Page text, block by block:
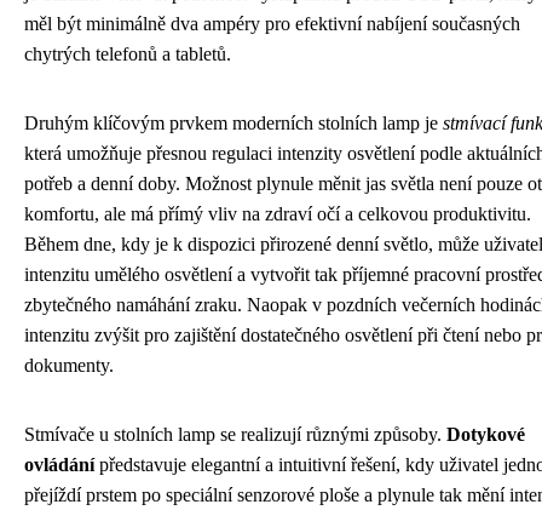
měl být minimálně dva ampéry pro efektivní nabíjení současných
chytrých telefonů a tabletů.
Druhým klíčovým prvkem moderních stolních lamp je stmívací
která umožňuje přesnou regulaci intenzity osvětlení podle
potřeb a denní doby. Možnost plynule měnit jas světla není pouze
komfortu, ale má přímý vliv na zdraví očí a celkovou produktivitu.
Během dne, kdy je k dispozici přirozené denní světlo, může
intenzitu umělého osvětlení a vytvořit tak příjemné pracovní
zbytečného namáhání zraku. Naopak v pozdních večerních
intenzitu zvýšit pro zajištění dostatečného osvětlení při čtení nebo
dokumenty.
Stmívače u stolních lamp se realizují různými způsoby. Dotykové
ovládánípředstavuje elegantní a intuitivní řešení, kdy uživatel
přejíždí prstem po speciální senzorové ploše a plynule tak mění